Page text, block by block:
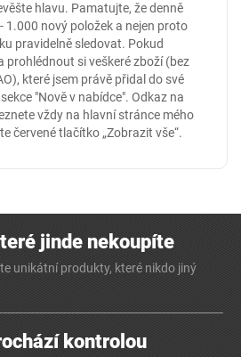
hlavu. Pamatujte, že denně
1.000 nový položek a nejen proto
pravidelně sledovat. Pokud
prohlédnout si veškeré zboží (bez
které jsem právě přidal do své
"Nově v nabídce". Odkaz na
vždy na hlavní stránce mého
červené tlačítko „Zobrazit vše“.
jinde nekoupíte
unikátní produkty, které nikdo jiný
kontrolou